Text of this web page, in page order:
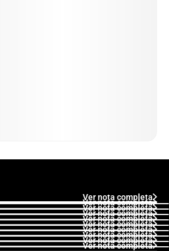
Ver nota completa
Ver nota completa
Ver nota completa
Ver nota completa
Ver nota completa
Ver nota completa
Ver nota completa
Ver nota completa
Ver nota completa
Ver nota completa